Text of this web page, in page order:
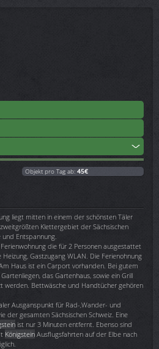
Objekt pro Tag ab: 45€
liegt mitten in einem der schönsten Täler
Klettergebiet der Sächsischen
Entspannung.
die für 2 Personen ausgestattet
Gastzugang WLAN. Die Ferienohnung
Haus ist ein Carport vorhanden. Bei gutem
das Gartenhaus, sowie ein Grill
werden. Bettwäsche und Handtücher gehören
Ausganspunkt für Rad-,Wander- und
der gesamten Sächsischen Schweiz. Eine
ist nur 3 Minuten entfernt. Ebenso sind
Königstein Ausflugsfahrten auf der Elbe nach